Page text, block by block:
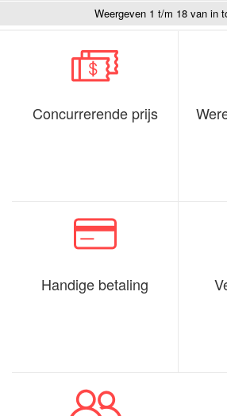
Weergeven 1 t/m 18 van in
Concurrerende prijs
Handige betaling